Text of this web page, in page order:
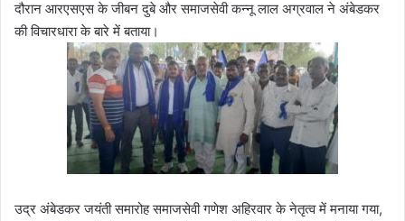
दौरान आरएसएस के जीबन दुबे और समाजसेवी कन्नू लाल अग्रवाल ने अंबेडकर
की विचारधारा के बारे में बताया।
उद्र अंबेडकर जयंती समारोह समाजसेवी गणेश अहिरवार के नेतृत्व में मनाया गया,